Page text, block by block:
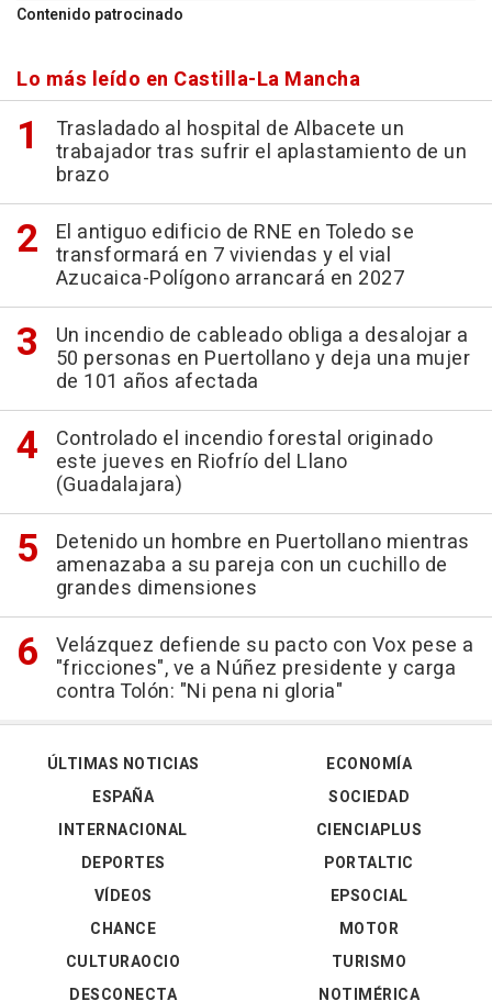
Contenido patrocinado
Lo más leído en Castilla-La Mancha
Trasladado al hospital de Albacete un
trabajador tras sufrir el aplastamiento de un
brazo
El antiguo edificio de RNE en Toledo se
transformará en 7 viviendas y el vial
Azucaica-Polígono arrancará en 2027
Un incendio de cableado obliga a desalojar a
50 personas en Puertollano y deja una mujer
de 101 años afectada
Controlado el incendio forestal originado
este jueves en Riofrío del Llano
(Guadalajara)
Detenido un hombre en Puertollano mientras
amenazaba a su pareja con un cuchillo de
grandes dimensiones
Velázquez defiende su pacto con Vox pese a
"fricciones", ve a Núñez presidente y carga
contra Tolón: "Ni pena ni gloria"
ÚLTIMAS NOTICIAS
ESPAÑA
INTERNACIONAL
DEPORTES
VÍDEOS
ECONOMÍA
SOCIEDAD
CIENCIAPLUS
PORTALTIC
EPSOCIAL
CHANCE
CULTURAOCIO
DESCONECTA
MOTOR
TURISMO
NOTIMÉRICA